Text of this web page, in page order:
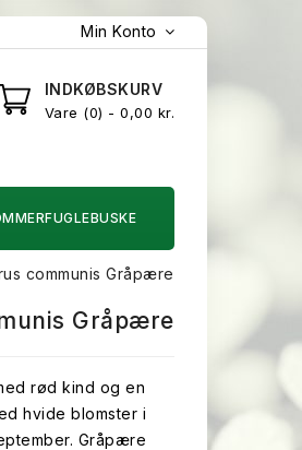
Min Konto
INDKØBSKURV
Vare 0 - 0,00 kr.
communis Gråpære
Gråpære
rød kind og en
hvide blomster i
Gråpære